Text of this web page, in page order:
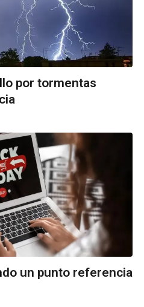
por tormentas
un punto referencia